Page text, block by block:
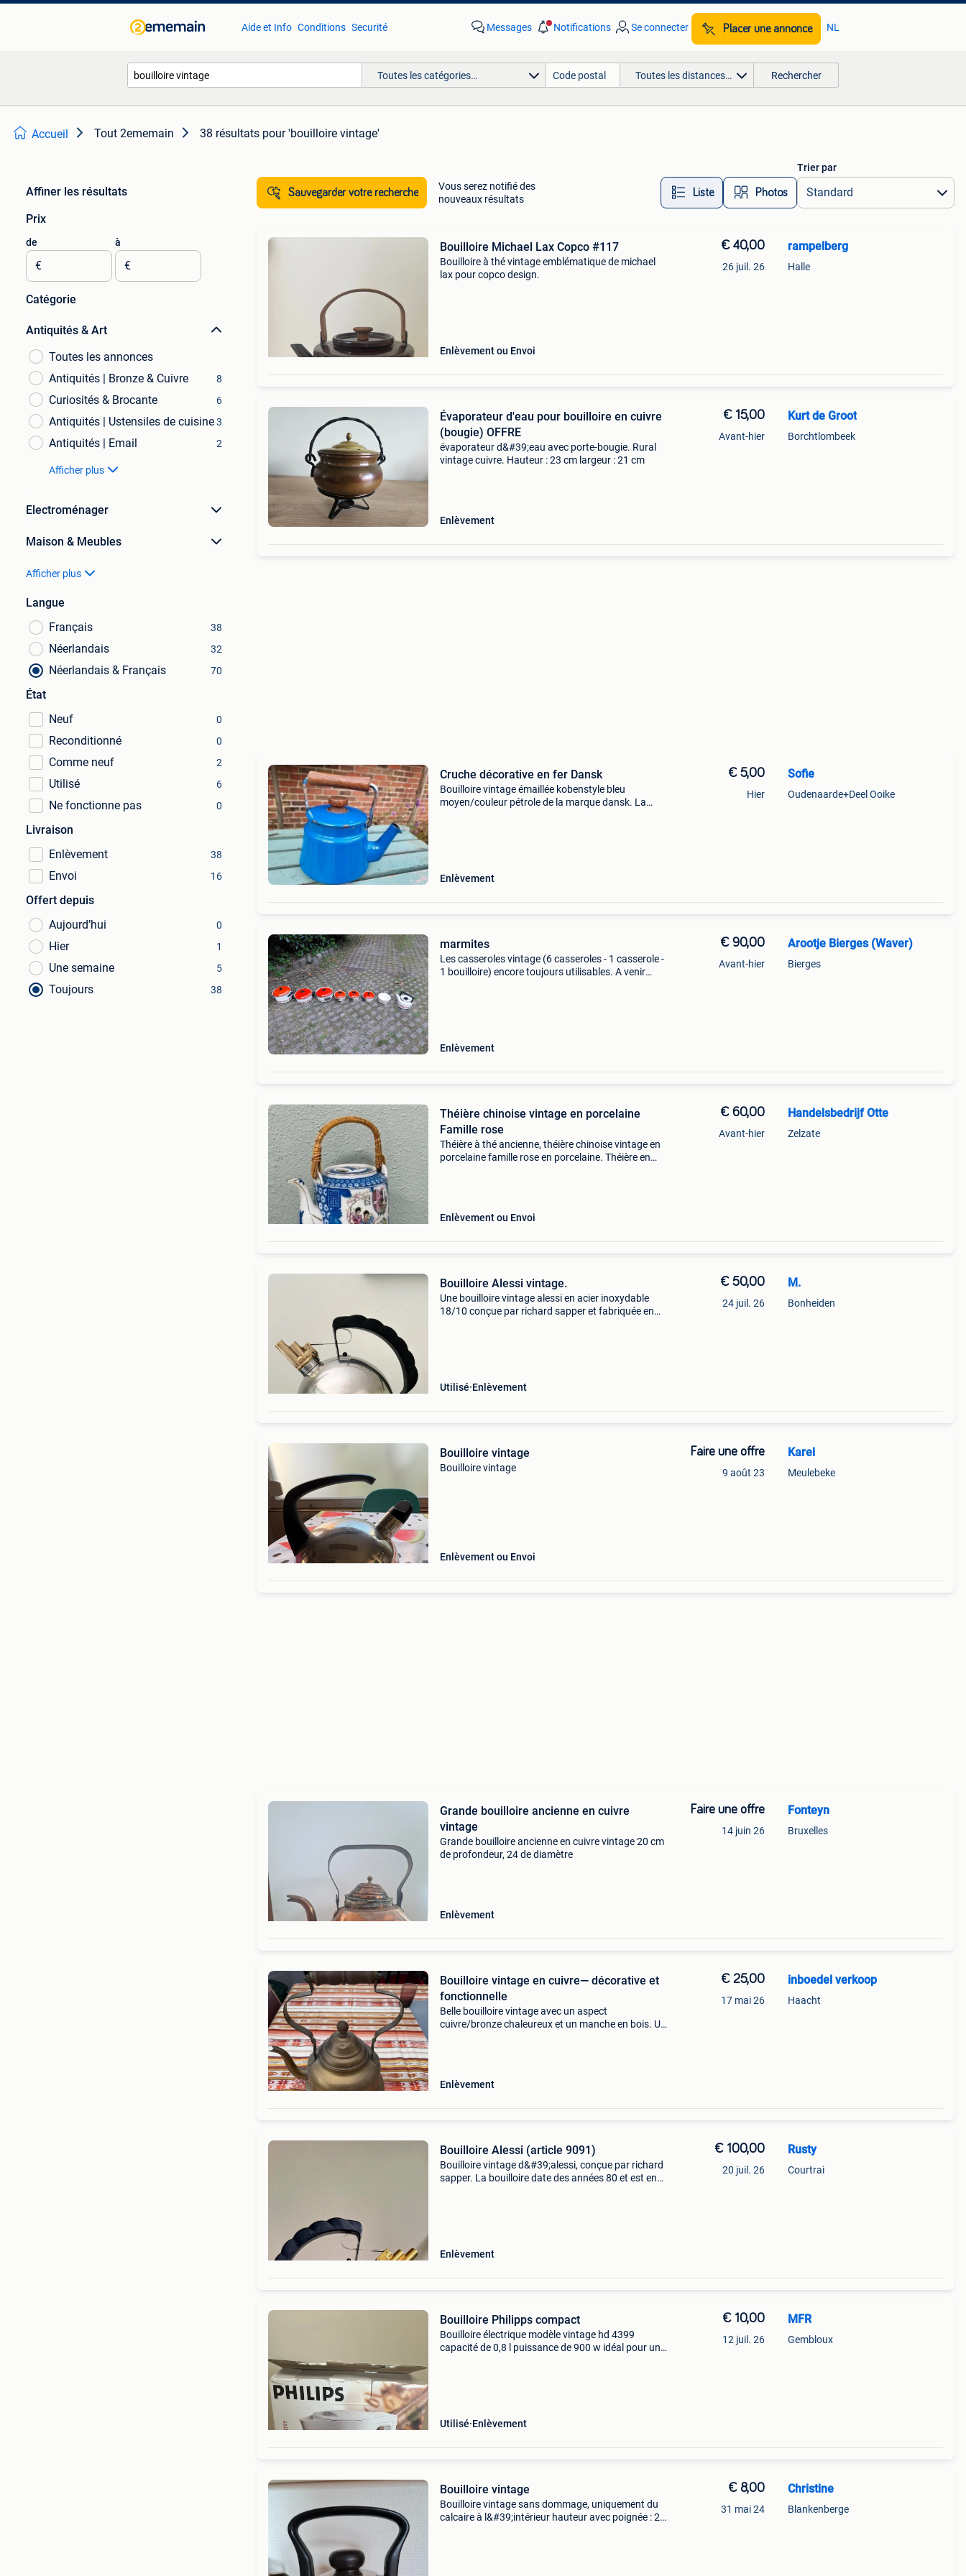
Aide et Info Conditions Securité Messages Notifications Se connecter Placer une annonce NL
Toutes les catégories… Toutes les distances… Rechercher
Accueil Tout 2ememain 38 résultats pour 'bouilloire vintage'
Affiner les résultats
Prix
de
€
à
€
Catégorie
Antiquités & Art
Toutes les annonces
Antiquités | Bronze & Cuivre
8
Curiosités & Brocante 6
Antiquités | Ustensiles de cuisine3
Antiquités | Email 2
Afficher plus
Electroménager
Maison & Meubles
Afficher plus
Langue
Français
38
Néerlandais 32
Néerlandais & Français 70
État
Neuf
0
Reconditionné 0
Comme neuf 2
Utilisé 6
Ne fonctionne pas 0
Livraison
Enlèvement
38
Envoi 16
Offert depuis
Aujourd’hui
0
Hier 1
Une semaine 5
Toujours 38
Sauvegarder votre recherche
Vous serez notifié des
nouveaux résultats
Liste Photos
Trier par
Bouilloire Michael Lax Copco #117
Bouilloire à thé vintage emblématique de michael
lax pour copco design.
Enlèvement ou Envoi
€ 40,00
26 juil. 26
rampelberg
Halle
Évaporateur d'eau pour bouilloire en cuivre
(bougie) OFFRE
évaporateur d&#39;eau avec porte-bougie. Rural
vintage cuivre. Hauteur : 23 cm largeur : 21 cm
Enlèvement
€ 15,00
Avant-hier
Kurt de Groot
Borchtlombeek
Cruche décorative en fer Dansk
Bouilloire vintage émaillée kobenstyle bleu
moyen/couleur pétrole de la marque dansk. La
Enlèvement
€ 5,00
Hier
Sofie
Oudenaarde+Deel Ooike
marmites
Les casseroles vintage (6 casseroles - 1 casserole -
1 bouilloire) encore toujours utilisables. A venir
Enlèvement
€ 90,00
Avant-hier
Arootje Bierges (Waver)
Bierges
Théière chinoise vintage en porcelaine
Famille rose
Théière à thé ancienne, théière chinoise vintage en
porcelaine famille rose en porcelaine. Théière en
Enlèvement ou Envoi
€ 60,00
Avant-hier
Handelsbedrijf Otte
Zelzate
Bouilloire Alessi vintage.
Une bouilloire vintage alessi en acier inoxydable
18/10 conçue par richard sapper et fabriquée en
Utilisé Enlèvement
€ 50,00
24 juil. 26
M.
Bonheiden
Bouilloire vintage
Bouilloire vintage
Enlèvement ou Envoi
Faire une offre
9 août 23
Karel
Meulebeke
Grande bouilloire ancienne en cuivre
vintage
Grande bouilloire ancienne en cuivre vintage 20 cm
de profondeur, 24 de diamètre
Enlèvement
Faire une offre
14 juin 26
Fonteyn
Bruxelles
Bouilloire vintage en cuivre— décorative et
fonctionnelle
Belle bouilloire vintage avec un aspect
cuivre/bronze chaleureux et un manche en bois. Un
Enlèvement
€ 25,00
17 mai 26
inboedel verkoop
Haacht
Bouilloire Alessi (article 9091)
Bouilloire vintage d&#39;alessi, conçue par richard
sapper. La bouilloire date des années 80 et est en
Enlèvement
€ 100,00
20 juil. 26
Rusty
Courtrai
Bouilloire Philipps compact
Bouilloire électrique modèle vintage hd 4399
capacité de 0,8 l puissance de 900 w idéal pour une
Utilisé Enlèvement
€ 10,00
12 juil. 26
MFR
Gembloux
Bouilloire vintage
Bouilloire vintage sans dommage, uniquement du
calcaire à l&#39;intérieur hauteur avec poignée : 22
€ 8,00
31 mai 24
Christine
Blankenberge